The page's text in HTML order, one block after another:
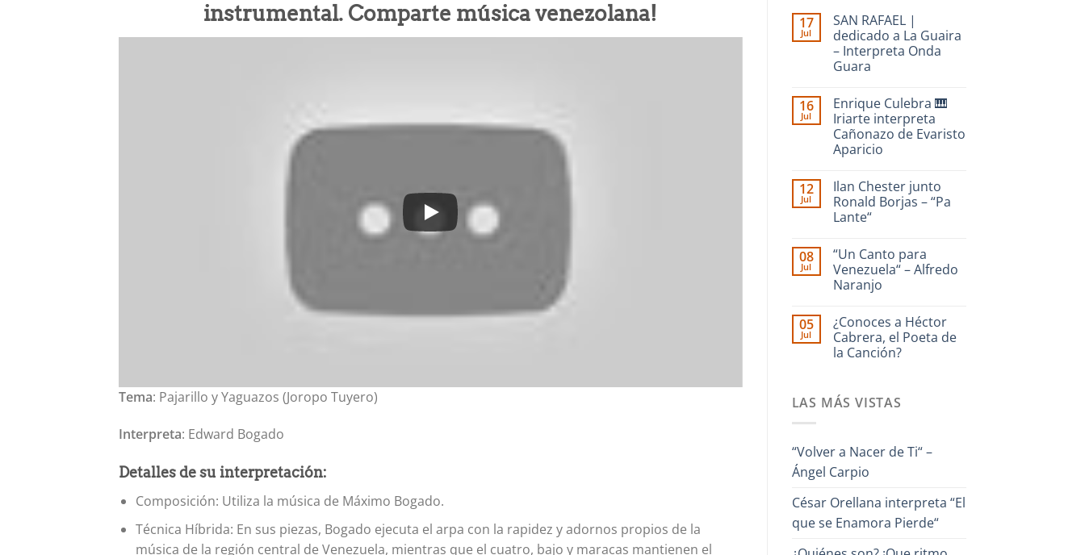
instrumental. Comparte música venezolana!
Tema: Pajarillo y Yaguazos (Joropo Tuyero)
Interpreta: Edward Bogado
Detalles de su interpretación:
Composición: Utiliza la música de Máximo Bogado.
Técnica Híbrida: En sus piezas, Bogado ejecuta el arpa con la rapidez y adornos propios de la
música de la región central de Venezuela, mientras que el cuatro, bajo y maracas mantienen el
17
Jul
SAN RAFAEL |
dedicado a La Guaira
– Interpreta Onda
Guara
comentarios
en
SAN
RAFAEL
|
dedicado
Guaira
–
Interpreta
Onda
16
Jul
Enrique Culebra 🎹
Iriarte interpreta
Cañonazo de Evaristo
Aparicio
comentarios
en
Enrique
Culebra
interpreta
Cañonazo
de
Evaristo
Aparicio
12
Jul
Ilan Chester junto
Ronald Borjas – “Pa
Lante“
comentarios
en
Ilan
Chester
Borjas
–
“Pa
Lante“
08
Jul
“Un Canto para
Venezuela“ – Alfredo
Naranjo
comentarios
en
“Un
Canto
Alfredo
Naranjo
05
Jul
¿Conoces a Héctor
Cabrera, el Poeta de
la Canción?
en
¿Conoces
el
de
Canción?
LAS MÁS VISTAS
“Volver a Nacer de Ti“ –
Ángel Carpio
César Orellana interpreta “El
que se Enamora Pierde“